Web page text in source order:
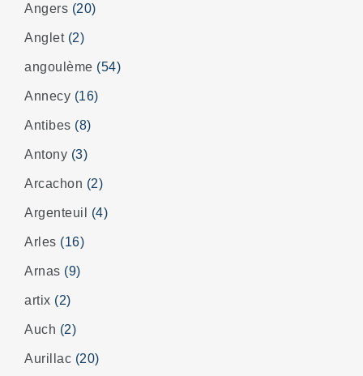
Angers (20)
Anglet (2)
angoulème (54)
Annecy (16)
Antibes (8)
Antony (3)
Arcachon (2)
Argenteuil (4)
Arles (16)
Arnas (9)
artix (2)
Auch (2)
Aurillac (20)